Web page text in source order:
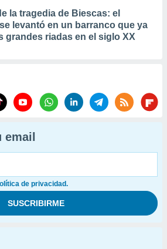
la tragedia de Biescas: el
levantó en un barranco que ya
grandes riadas en el siglo XX
de privacidad.